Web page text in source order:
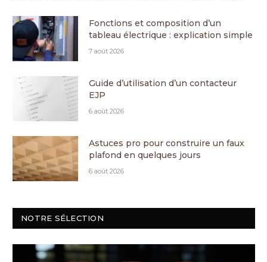
Fonctions et composition d’un
tableau électrique : explication simple
7 août 2026
Guide d’utilisation d’un contacteur
EJP
6 août 2026
Astuces pro pour construire un faux
plafond en quelques jours
6 août 2026
NOTRE SÉLECTION